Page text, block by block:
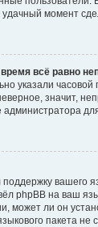
момент
всё равно
указали часовой
значит,
администратора
вашего
phpBB на ваш
может ли он
пакета не